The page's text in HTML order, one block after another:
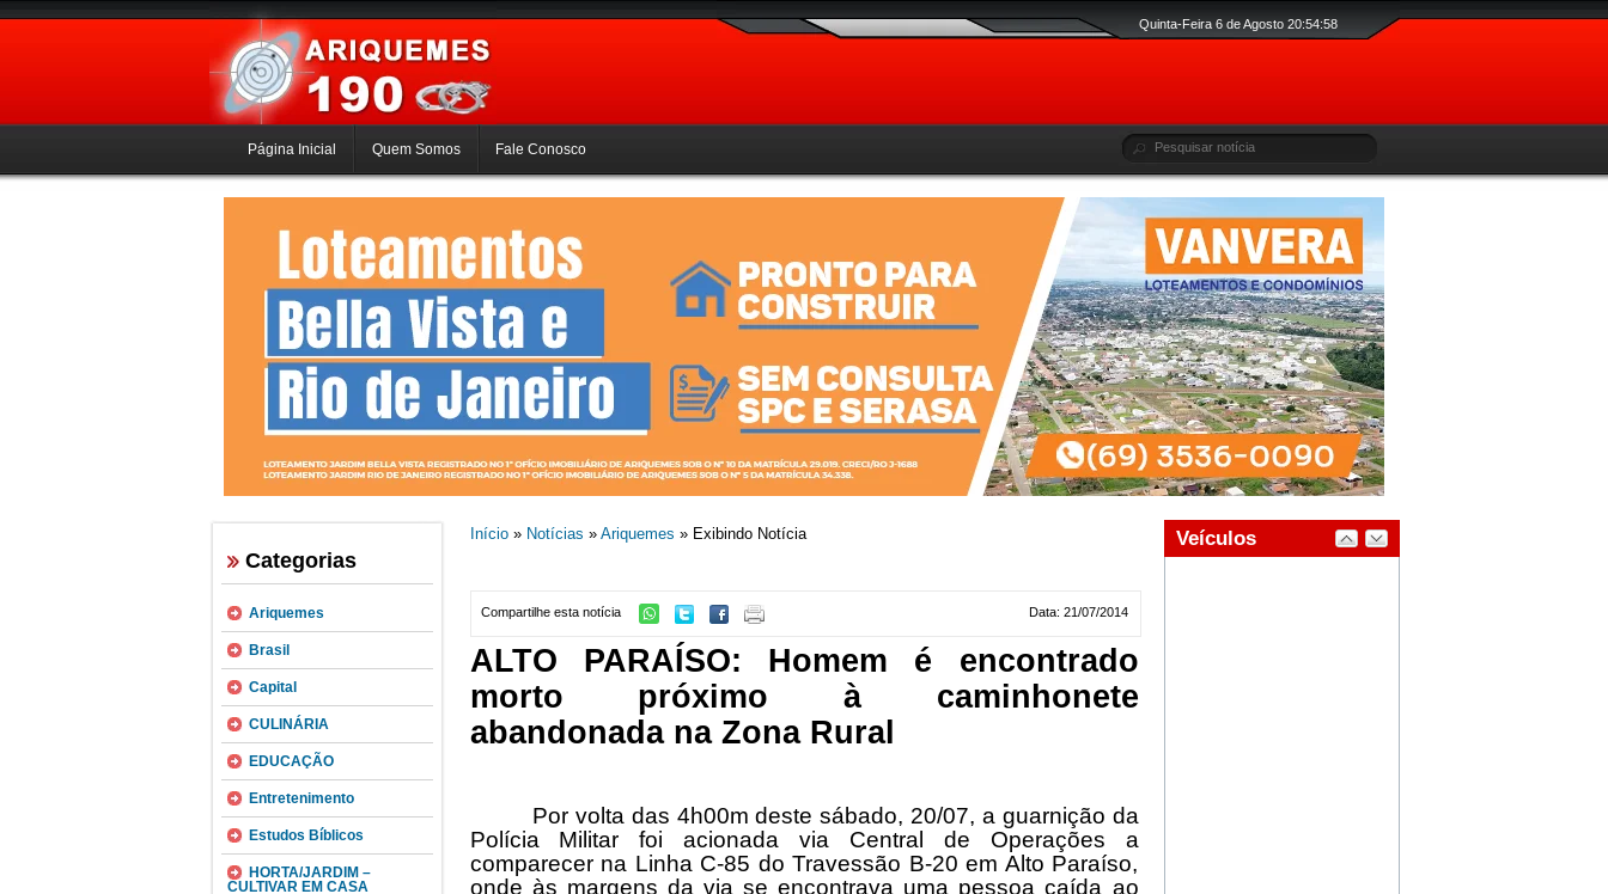
Quinta-Feira 6 de Agosto 20:54:59
Página Inicial Quem Somos Fale Conosco
Categorias
Ariquemes
Brasil
Capital
CULINÁRIA
EDUCAÇÃO
Entretenimento
Estudos Bíblicos
HORTA/JARDIM –
CULTIVAR EM CASA
Início» Notícias » Ariquemes » Exibindo Notícia
Data: 21/07/2014
Compartilhe esta notícia
ALTO PARAÍSO: Homem é encontrado
morto próximo à caminhonete
abandonada na Zona Rural
Por volta das 4h00m deste sábado, 20/07, a guarnição da
Polícia Militar foi acionada via Central de Operações a
comparecer na Linha C-85 do Travessão B-20 em Alto Paraíso,
onde às margens da via se encontrava uma pessoa caída ao